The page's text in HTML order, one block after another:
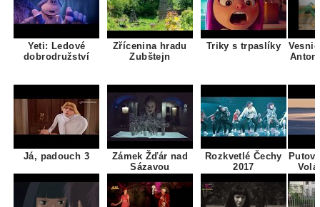
Yeti: Ledové
dobrodružství
Zřícenina hradu
Zubštejn
Triky s trpaslíky
Já, padouch 3
Zámek Žďár nad
Sázavou
Rozkvetlé Čechy
2017